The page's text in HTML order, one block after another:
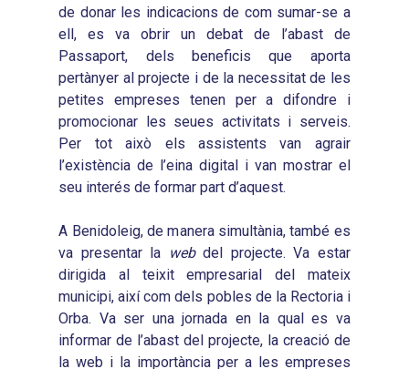
de donar les indicacions de com sumar-se a
ell, es va obrir un debat de l’abast de
Passaport, dels beneficis que aporta
pertànyer al projecte i de la necessitat de les
petites empreses tenen per a difondre i
promocionar les seues activitats i serveis.
Per tot això els assistents van agrair
l’existència de l’eina digital i van mostrar el
seu interés de formar part d’aquest.
A Benidoleig, de manera simultània, també es
va presentar la webdel projecte. Va estar
dirigida al teixit empresarial del mateix
municipi, així com dels pobles de la Rectoria i
Orba. Va ser una jornada en la qual es va
informar de l’abast del projecte, la creació de
la web i la importància per a les empreses
Inici
Presentació